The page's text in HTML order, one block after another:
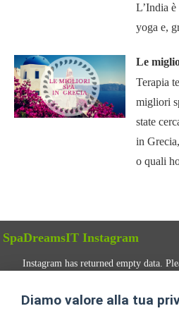
L’India
yoga e,
Le
Terapia
migliori
state
in
o quali
SpaDreamsIT Instagram
Instagram has returned empty data.
Diamo valore alla tua